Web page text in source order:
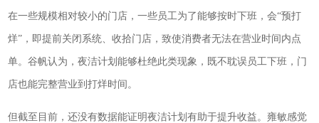
在一些规模相对较小的门店，一些员工为了能够按时下班，会“预打
烊”，即提前关闭系统、收拾门店，致使消费者无法在营业时间内点
单。谷帆认为，夜洁计划能够杜绝此类现象，既不耽误员工下班，门
店也能完整营业到打烊时间。
但截至目前，还没有数据能证明夜洁计划有助于提升收益。雍敏感觉